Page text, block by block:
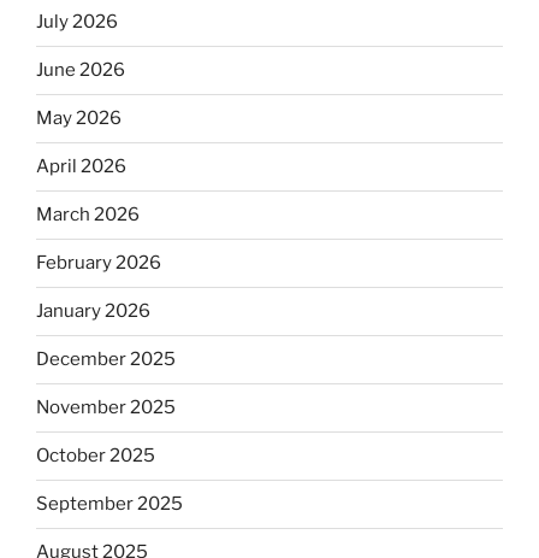
July 2026
June 2026
May 2026
April 2026
March 2026
February 2026
January 2026
December 2025
November 2025
October 2025
September 2025
August 2025